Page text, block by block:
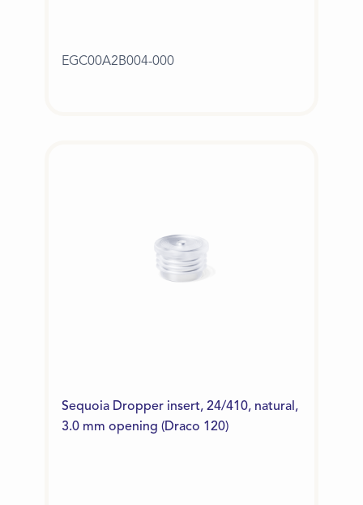
EGC00A2B004-000
Sequoia Dropper insert, 24/410, natural,
3.0 mm opening (Draco 120)